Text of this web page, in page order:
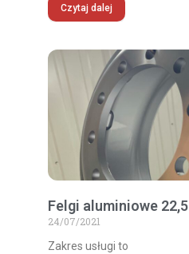
Czytaj dalej
Felgi aluminiowe 22,5
24/07/2021
Zakres usługi to